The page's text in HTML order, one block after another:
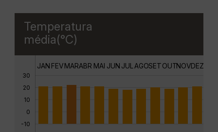
Temperatura
média(°C)
30
20
10
0
-10
JAN FEVMARABR MAI JUN JUL AGOSETOUTNOVDEZ